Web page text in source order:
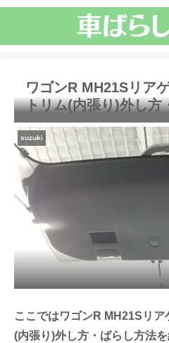
ワゴンR MH21Sリア
トリム(内張り)外し方
suzuki
ここではワゴンR MH21Sリ
(内張り)外し方・ばらし方法を